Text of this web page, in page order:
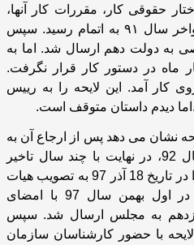
حقوقی کار، مقررات کار آنها،
سال ۹۱ به اتمام رسید. سپس
به دولت دهم ارسال شد. اما به
ماه در دستور کار قرار نگرفت.
کار آمد. این لایحه را به رییس
دیدم داستان متوقف است.
نشان می دهد پس از ارجاع آن به
سازمان برنامه و بودجه در سال 92، در نهایت با چند سال تاخیر
سازمان برنامه و بودجه لایحه را در تاریخ 18 آذر 97 به تصویب هیات
وزیران رساند و نسخه نهایی در اول بهمن سال 97 با امضای
به مجلس ارسال شد. سپس
با حضور کارشناسان سازمان